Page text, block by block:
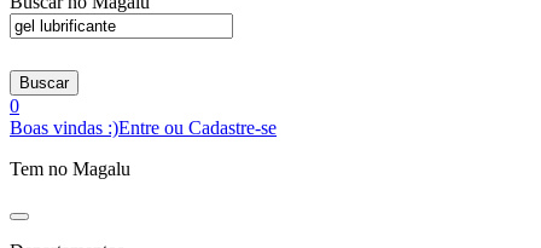
Buscar
0
Boas vindas :)Entre ou Cadastre-se
Tem no Magalu